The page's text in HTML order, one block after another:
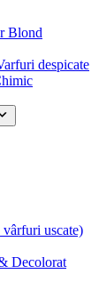
Blond
despicate
uscate)
Decolorat